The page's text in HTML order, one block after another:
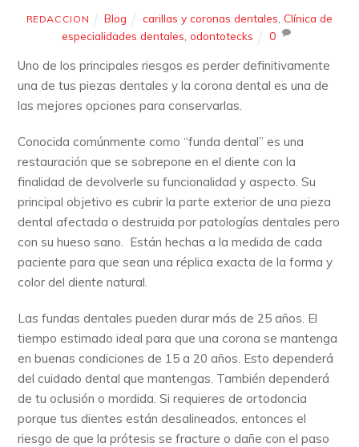
REDACCION Blog carillas y coronas dentales ,Clínica de
especialidades dentales odontotecks 0
Uno de los principales riesgos es perder definitivamente
una de tus piezas dentales y la corona dental es una de
las mejores opciones para conservarlas.
Conocida comúnmente como “funda dental” es una
restauración que se sobrepone en el diente con la
finalidad de devolverle su funcionalidad y aspecto. Su
principal objetivo es cubrir la parte exterior de una pieza
dental afectada o destruida por patologías dentales pero
con su hueso sano. Están hechas a la medida de cada
paciente para que sean una réplica exacta de la forma y
color del diente natural.
Las fundas dentales pueden durar más de 25 años. El
tiempo estimado ideal para que una corona se mantenga
en buenas condiciones de 15 a 20 años. Esto dependerá
del cuidado dental que mantengas. También dependerá
de tu oclusión o mordida. Si requieres de ortodoncia
porque tus dientes están desalineados, entonces el
riesgo de que la prótesis se fracture o dañe con el paso